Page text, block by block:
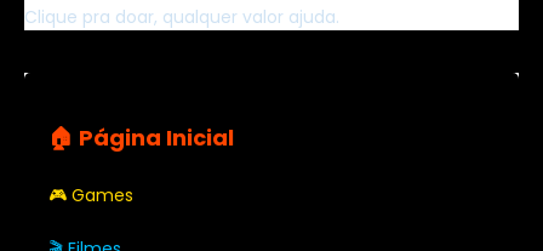
Clique pra doar, qualquer valor ajuda.
🏠 Página Inicial
🎮 Games